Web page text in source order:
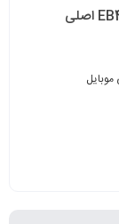
موبایل